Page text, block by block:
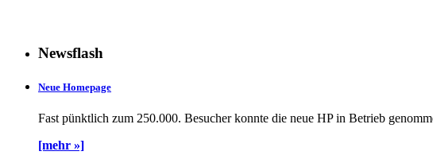
Newsflash
Neue Homepage
Fast pünktlich zum 250.000. Besucher konnte die neue HP in Betrieb
[mehr »]